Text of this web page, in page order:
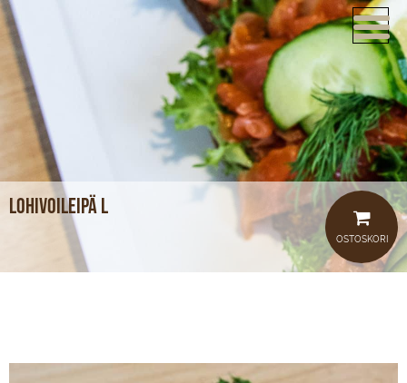
ETUSIVU
VERKKOKAUPPA
KAHVILAT
LOUNAS
MEISTÄ
OSTOSKORI
Lohivoileipä L